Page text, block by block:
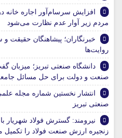
افزایش سرسام‌آور اجاره خانه
مردم زیر آوار عدم نظارت می‌شود
خبرنگاران؛ پیشاهنگان حقیقت
روایت‌ها
دانشگاه صنعتی تبریز؛ میزبان
صنعت و دولت برای حل مسائل
انتشار نخستین شماره مجله
صنعتی تبریز
نیرومند: گسترش فولاد شهریار
زنجیره ارزش صنعت فولاد را تکمیل